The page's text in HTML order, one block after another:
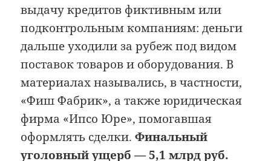
выдачу кредитов фиктивным или
подконтрольным компаниям: деньги
дальше уходили за рубеж под видом
поставок товаров и оборудования. В
материалах назывались, в частности,
«Фиш Фабрик», а также юридическая
фирма «Ипсо Юре», помогавшая
оформлять сделки.Финальный
уголовный ущерб — 5,1 млрд руб.